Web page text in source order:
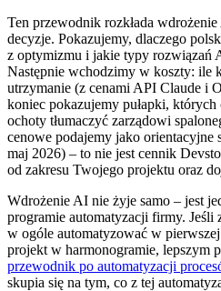
Ten przewodnik rozkłada
decyzje. Pokazujemy, dlaczego
z optymizmu i jakie typy rozwiązań
Następnie wchodzimy w koszty: ile
utrzymanie (z cenami API Claude i
koniec pokazujemy pułapki,
ochoty tłumaczyć zarządowi
cenowe podajemy jako
maj 2026) – to nie jest cennik
od zakresu Twojego projektu oraz
Wdrożenie AI nie żyje samo – jest
programie automatyzacji firmy. Jeśli
w ogóle automatyzować w
projekt w harmonogramie, lepszym
przewodnik po automatyzacji
skupia się na tym, co z tej